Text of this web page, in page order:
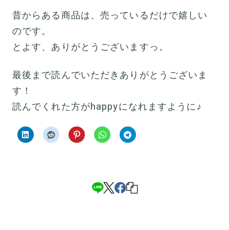
昔からある商品は、売っているだけで嬉しい
のです。
とよす、ありがとうございますっ。
最後まで読んでいただきありがとうございま
す！
読んでくれた方がhappyになれますように♪